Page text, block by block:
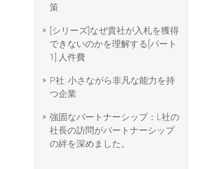
策
[シリーズ]なぜ貴社が入札を獲得
できないのかを理解する[パート
1] 人件費
P社: 小さながら非凡な能力を持
つ企業
強固なパートナーシップ：L社の
社長の訪問がパートナーシップ
の絆を深めました。